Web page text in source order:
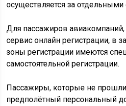
осуществляется за отдельными
Для пассажиров
сервис онлайн регистрации, в
зоны регистрации имеются
самостоятельной регистрации.
Пассажиры, которые не
предполётный персональный